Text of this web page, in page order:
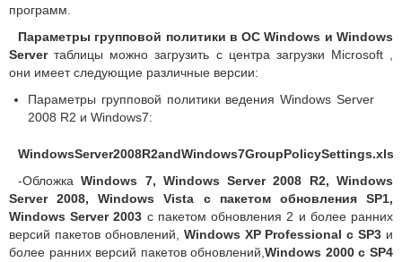
программ.
Параметры групповой политики в ОС Windows и Windows
Serverтаблицы можно загрузить с центра загрузки Microsoft ,
они имеет следующие различные версии:
Параметры групповой политики ведения Windows Server
2008 R2 и Windows7:
WindowsServer2008R2andWindows7GroupPolicySettings.xlsx
-ОбложкаWindows 7, Windows Server 2008 R2, Windows
Server 2008, Windows Vista с пакетом обновления SP1,
Windows Server 2003 с пакетом обновления 2 и более ранних
версий пакетов обновлений, Windows XP Professional с SP3 и
более ранних версий пакетов обновлений,Windows 2000 с SP4